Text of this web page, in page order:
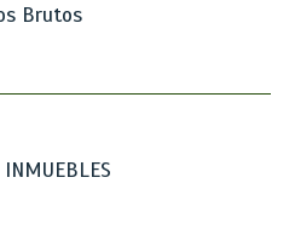
Brutos